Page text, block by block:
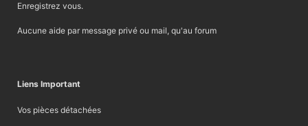
Enregistrez vous.
Aucune aide par message privé ou mail, qu'au forum
Liens Important
Vos pièces détachées